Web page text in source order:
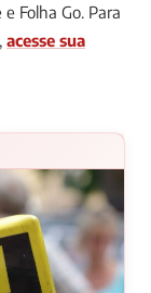
Folha Go. Para
acesse sua